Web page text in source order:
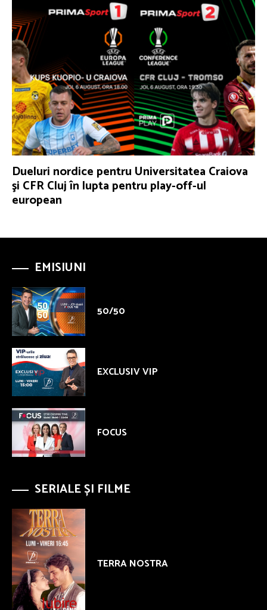
Dueluri nordice pentru Universitatea Craiova
şi CFR Cluj în lupta pentru play-off-ul
european
EMISIUNI
50/50
EXCLUSIV VIP
FOCUS
SERIALE ȘI FILME
TERRA NOSTRA